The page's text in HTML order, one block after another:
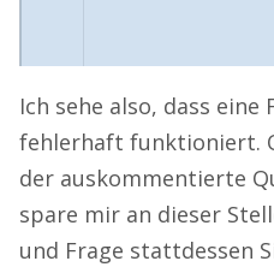
Ich sehe also, dass
fehlerhaft funktioniert.
der auskommentierte
spare mir an dieser
und Frage stattdessen